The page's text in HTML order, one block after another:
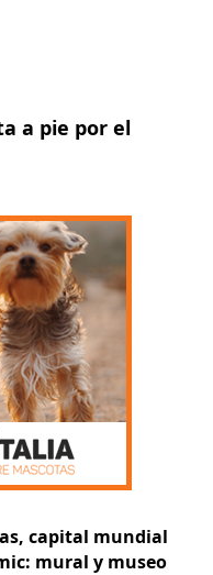
a pie por el
capital mundial
mural y museo